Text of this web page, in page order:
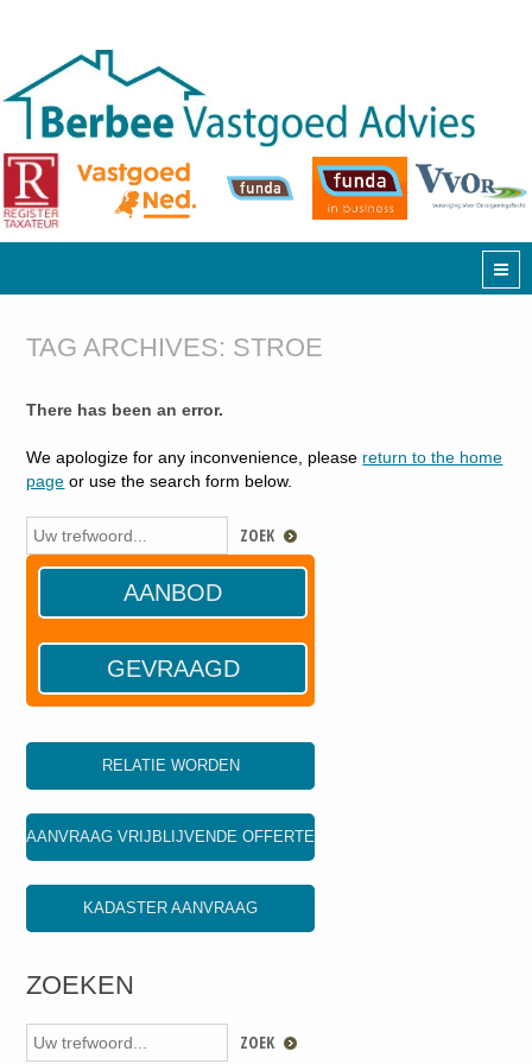
TAG ARCHIVES: STROE
There has been an error.
We apologize for any inconvenience, please return to the home
page or use the search form below.
AANBOD
GEVRAAGD
RELATIE WORDEN
AANVRAAG VRIJBLIJVENDE OFFERTE
KADASTER AANVRAAG
ZOEKEN